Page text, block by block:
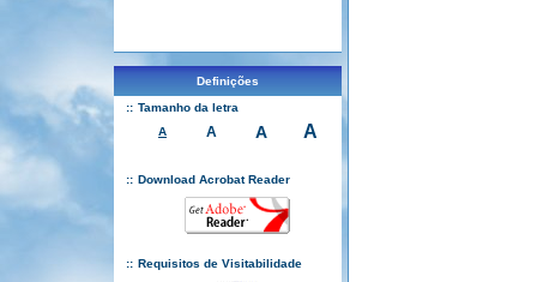
Definições
:: Tamanho da letra
A
A A A
:: Download Acrobat Reader
:: Requisitos de Visitabilidade